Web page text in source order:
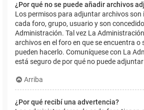
¿Por qué no se puede añadir archivos
Los permisos para adjuntar archivos son
cada foro, grupo, usuario y son
Administración. Tal vez La
archivos en el foro en que se encuentra
pueden hacerlo. Comuníquese con La
está seguro de por qué no puede
Arriba
¿Por qué recibí una advertencia?